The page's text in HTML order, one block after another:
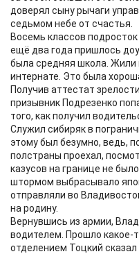
доверял сыну рычаги
седьмом небе от счастья.
Восемь классов
ещё два года пришлось
была средняя школа. Жили
интернате. Это была
Получив аттестат
призывник Подрезенко
того, как получил
Служил сибиряк в
этому был безумно, ведь,
полстраны проехал,
казусов на границе не
штормом выбрасывало
отправляли во
на родину.
Вернувшись из армии,
водителем. Прошло какое-
отделением Тоцкий